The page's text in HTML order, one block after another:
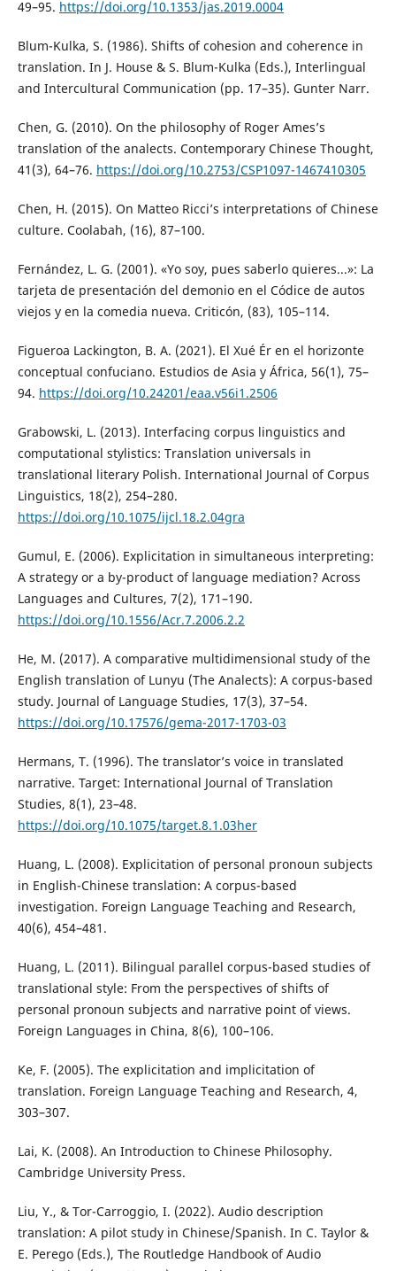
49–95. https://doi.org/10.1353/jas.2019.0004
Blum-Kulka, S. (1986). Shifts of cohesion and coherence in
translation. In J. House & S. Blum-Kulka (Eds.), Interlingual
and Intercultural Communication (pp. 17–35). Gunter Narr.
Chen, G. (2010). On the philosophy of Roger Ames’s
translation of the analects. Contemporary Chinese Thought,
41(3), 64–76. https://doi.org/10.2753/CSP1097-1467410305
Chen, H. (2015). On Matteo Ricci’s interpretations of Chinese
culture. Coolabah, (16), 87–100.
Fernández, L. G. (2001). «Yo soy, pues saberlo quieres...»: La
tarjeta de presentación del demonio en el Códice de autos
viejos y en la comedia nueva. Criticón, (83), 105–114.
Figueroa Lackington, B. A. (2021). El Xué Ér en el horizonte
conceptual confuciano. Estudios de Asia y África, 56(1), 75–
94. https://doi.org/10.24201/eaa.v56i1.2506
Grabowski, L. (2013). Interfacing corpus linguistics and
computational stylistics: Translation universals in
translational literary Polish. International Journal of Corpus
Linguistics, 18(2), 254–280.
https://doi.org/10.1075/ijcl.18.2.04gra
Gumul, E. (2006). Explicitation in simultaneous interpreting:
A strategy or a by-product of language mediation? Across
Languages and Cultures, 7(2), 171–190.
https://doi.org/10.1556/Acr.7.2006.2.2
He, M. (2017). A comparative multidimensional study of the
English translation of Lunyu (The Analects): A corpus-based
study. Journal of Language Studies, 17(3), 37–54.
https://doi.org/10.17576/gema-2017-1703-03
Hermans, T. (1996). The translator’s voice in translated
narrative. Target: International Journal of Translation
Studies, 8(1), 23–48.
https://doi.org/10.1075/target.8.1.03her
Huang, L. (2008). Explicitation of personal pronoun subjects
in English-Chinese translation: A corpus-based
investigation. Foreign Language Teaching and Research,
40(6), 454–481.
Huang, L. (2011). Bilingual parallel corpus-based studies of
translational style: From the perspectives of shifts of
personal pronoun subjects and narrative point of views.
Foreign Languages in China, 8(6), 100–106.
Ke, F. (2005). The explicitation and implicitation of
translation. Foreign Language Teaching and Research, 4,
303–307.
Lai, K. (2008). An Introduction to Chinese Philosophy.
Cambridge University Press.
Liu, Y., & Tor-Carroggio, I. (2022). Audio description
translation: A pilot study in Chinese/Spanish. In C. Taylor &
E. Perego (Eds.), The Routledge Handbook of Audio